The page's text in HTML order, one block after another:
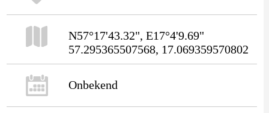
N57°17'43.32", E17°4'9.69"
57.295365507568, 17.069359570802
Onbekend